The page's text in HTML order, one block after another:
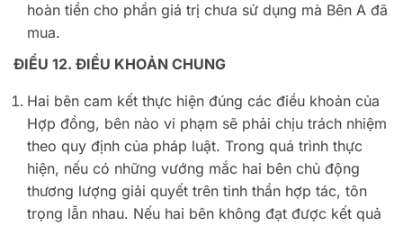
hoàn tiền cho phần giá trị chưa sử dụng mà Bên A đã
mua.
ĐIỀU 12. ĐIỀU KHOẢN CHUNG
Hai bên cam kết thực hiện đúng các điều khoản của
Hợp đồng, bên nào vi phạm sẽ phải chịu trách nhiệm
theo quy định của pháp luật. Trong quá trình thực
hiện, nếu có những vướng mắc hai bên chủ động
thương lượng giải quyết trên tinh thần hợp tác, tôn
trọng lẫn nhau. Nếu hai bên không đạt được kết quả